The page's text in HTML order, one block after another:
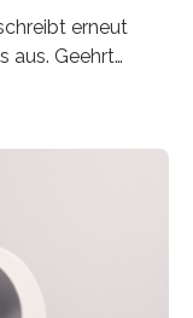
erneut
aus. Geehrt
zum Thema
die
der
sie auch in
Hentschel-